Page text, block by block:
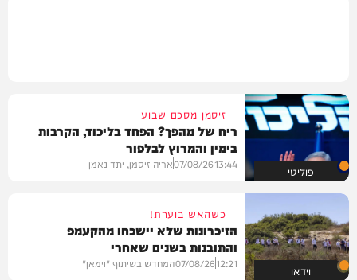
פוליטי
זיסמן מסכם שבוע
ריח של מהפך? הפחד בליכוד, הקרבות
בימין והמרוץ לבלפור
13:44
07/08/26אריה זיסמן, יתד נאמן
וידאו
כשהאש בוערת!
הזיכרונות שלא יישכחו מהקעמפ
והתובנות בשנים שאחרי
12:21
07/08/26המחדש בשיתוף "וימאן"